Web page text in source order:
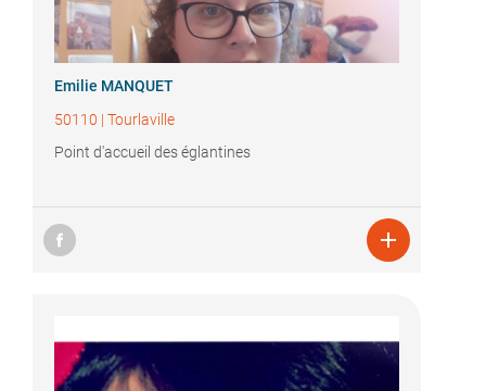
Emilie MANQUET
50110 | Tourlaville
Point d'accueil des églantines
